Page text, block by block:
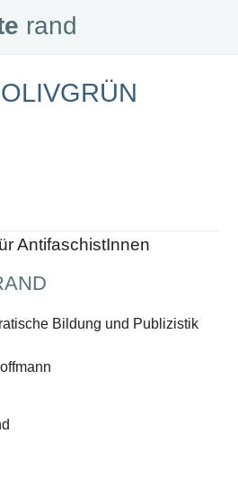
Trump
rand
AntifaschistInnen
Bildung und Publizistik